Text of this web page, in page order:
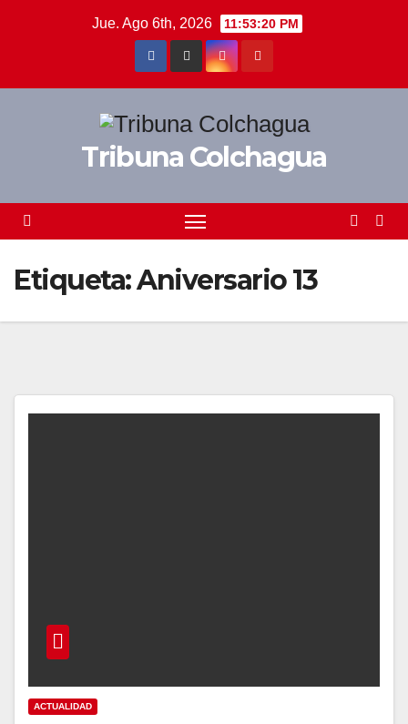
Jue. Ago 6th, 2026 11:53:20 PM
Tribuna Colchagua
Etiqueta:Aniversario 13
ACTUALIDAD